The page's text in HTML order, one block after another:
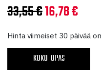
33,55€Alkuperäinen
hinta
oli:
33,55 €.
16,78€
hinta
on:
16,78
Hinta viimeiset 30 päivää
KOKO-OPAS